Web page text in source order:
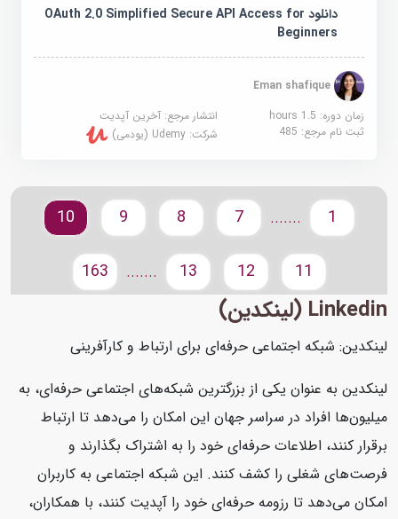
دانلود OAuth 2.0 Simplified Secure API Access for
Beginners
Eman shafique
زمان دوره: 1.5 hours
انتشار مرجع:آخرین آپدیت
ثبت نام مرجع:485 شرکت:Udemy (یودمی)
.......
10
11
12
13
.......
163
Linkedin (لینکدین)
لینکدین: شبکه اجتماعی حرفه‌ای برای ارتباط و کارآفرینی
لینکدین به عنوان یکی از بزرگترین شبکه‌های اجتماعی حرفه‌ای، به
میلیون‌ها افراد در سراسر جهان این امکان را می‌دهد تا ارتباط
برقرار کنند، اطلاعات حرفه‌ای خود را به اشتراک بگذارند و
فرصت‌های شغلی را کشف کنند. این شبکه اجتماعی به کاربران
امکان می‌دهد تا رزومه حرفه‌ای خود را آپدیت کنند، با همکاران،